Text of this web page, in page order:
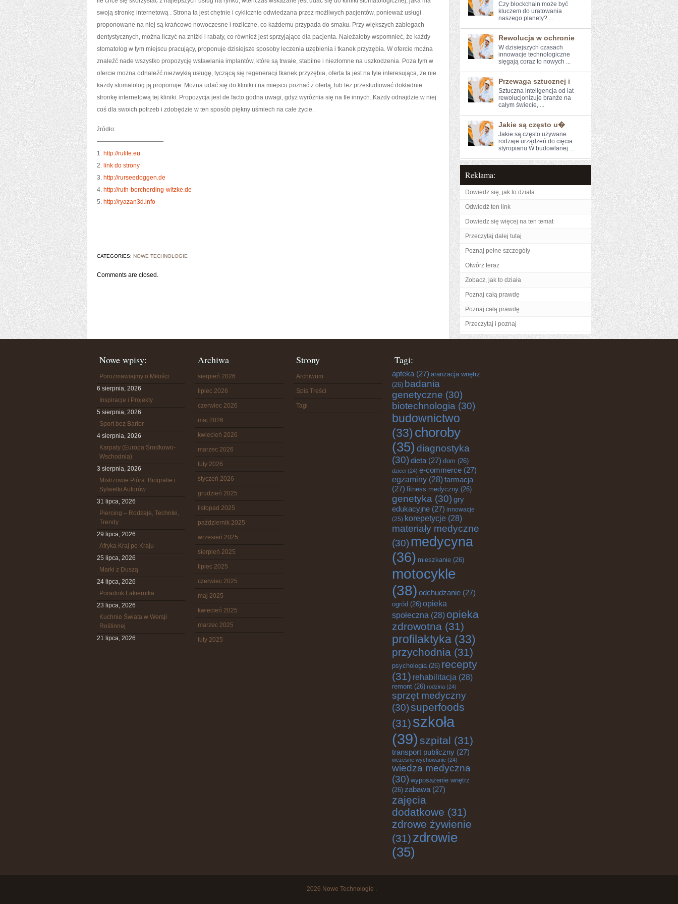
swoją stronkę internetową . Strona ta jest chętnie i cyklicznie odwiedzana przez możliwych pacjentów, ponieważ usługi
proponowane na niej są krańcowo nowoczesne i rozliczne, co każdemu przypada do smaku. Przy większych zabiegach
dentystycznych, można liczyć na zniżki i rabaty, co również jest sprzyjające dla pacjenta. Należałoby wspomnieć, że każdy
stomatolog w tym miejscu pracujący, proponuje dzisiejsze sposoby leczenia uzębienia i tkanek przyzębia. W ofercie można
znaleźć nade wszystko propozycję wstawiania implantów, które są trwałe, stabilne i niezłomne na uszkodzenia. Poza tym w
ofercie można odnaleźć niezwykłą usługę, tyczącą się regeneracji tkanek przyzębia, oferta ta jest na tyle interesująca, że nie
każdy stomatolog ją proponuje. Można udać się do kliniki i na miejscu poznać z ofertą, lub tez przestudiować dokładnie
stronkę internetową tej kliniki. Propozycja jest de facto godna uwagi, gdyż wyróżnia się na tle innych. Każdy odnajdzie w niej
coś dla swoich potrzeb i zdobędzie w ten sposób piękny uśmiech na całe życie.
źródło:
———————————
1. http://rulife.eu
2. link do strony
3. http://rurseedoggen.de
4. http://ruth-borcherding-witzke.de
5. http://ryazan3d.info
CATEGORIES: NOWE TECHNOLOGIE
Comments are closed.
Czy blockchain może być
kluczem do uratowania
naszego ⁣planety? ...
Rewolucja w ochronie
W dzisiejszych czasach‍
innowacje technologiczne
sięgają coraz to nowych ...
Przewaga sztucznej i
Sztuczna inteligencja od lat
rewolucjonizuje ⁢branże na
całym świecie, ...
Jakie są często u�
Jakie są często używane
rodzaje urządzeń do cięcia
styropianu W budowlanej ...
Reklama:
Dowiedz się, jak to działa
Odwiedź ten link
Dowiedz się więcej na ten temat
Przeczytaj dalej tutaj
Poznaj pełne szczegóły
Otwórz teraz
Zobacz, jak to działa
Poznaj całą prawdę
Poznaj całą prawdę
Przeczytaj i poznaj
Nowe wpisy:
Porozmawiajmy o Miłości
6 sierpnia, 2026
Inspiracje i Projekty
5 sierpnia, 2026
Sport bez Barier
4 sierpnia, 2026
Karpaty (Europa Środkowo-
Wschodnia)
3 sierpnia, 2026
Mistrzowie Pióra: Biografie i
Sylwetki Autorów
31 lipca, 2026
Piercing – Rodzaje, Techniki,
Trendy
29 lipca, 2026
Afryka Kraj po Kraju
25 lipca, 2026
Marki z Duszą
24 lipca, 2026
Poradnik Lakiernika
23 lipca, 2026
Kuchnie Świata w Wersji
Roślinnej
21 lipca, 2026
Archiwa
sierpień 2026
lipiec 2026
czerwiec 2026
maj 2026
kwiecień 2026
marzec 2026
luty 2026
styczeń 2026
grudzień 2025
listopad 2025
październik 2025
wrzesień 2025
sierpień 2025
lipiec 2025
czerwiec 2025
maj 2025
kwiecień 2025
marzec 2025
luty 2025
Strony
Archiwum
Spis Treści
Tagi
Tagi:
apteka (27) aranżacja wnętrz
(26) badania
genetyczne (30)
biotechnologia (30)
budownictwo
(33)choroby
(35) diagnostyka
(30) dieta (27) dom (26)
dzieci (24) e-commerce (27)
egzaminy (28)farmacja
(27) fitness medyczny (26)
genetyka (30) gry
edukacyjne (27) innowacje
(25) korepetycje (28)
materiały medyczne
(30) medycyna
(36) mieszkanie (26)
motocykle
(38) odchudzanie (27)
ogród (26) opieka
społeczna (28) opieka
zdrowotna (31)
profilaktyka (33)
przychodnia (31)
psychologia(26) recepty
(31) rehabilitacja (28)
remont (26) rodzina (24)
sprzęt medyczny
(30)superfoods
(31) szkoła
(39) szpital (31)
transport publiczny (27)
wczesne wychowanie (24)
wiedza medyczna
(30) wyposażenie wnętrz
(26) zabawa (27)
zajęcia
dodatkowe (31)
zdrowe żywienie
(31) zdrowie
(35)
2026 Nowe Technologie .